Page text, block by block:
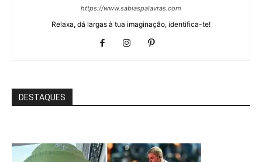
https://www.sabiaspalavras.com
Relaxa, dá largas à tua imaginação, identifica-te!
DESTAQUES